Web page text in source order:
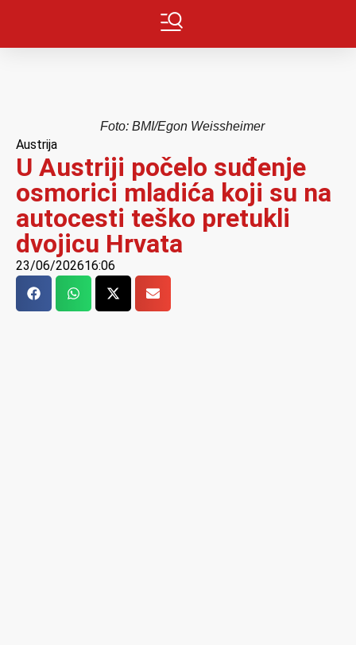
Foto: BMI/Egon Weissheimer
Austrija
U Austriji počelo suđenje
osmorici mladića koji su na
autocesti teško pretukli
dvojicu Hrvata
23/06/202616:06